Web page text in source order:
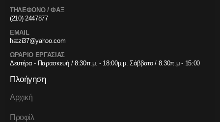
ΤΗΛΕΦΩΝΟ / ΦΑΞ
(210) 2447877
EMAIL
hatzi37@yahoo.com
ΩΡΑΡΙΟ ΕΡΓΑΣΙΑΣ
Δευτέρα - Παρασκευή / 8:30π.μ. - 18:00μ.μ. Σάββατο / 8.30π.μ - 15:00
Πλοήγηση
Αρχική
Προφίλ